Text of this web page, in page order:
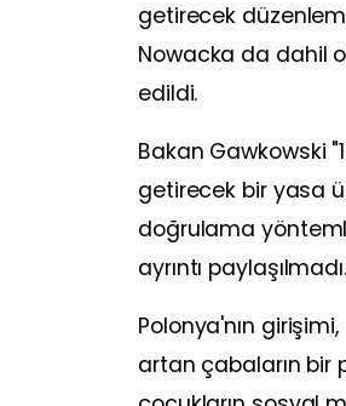
getirecek
Nowacka da dahil
edildi.
Bakan Gawkowski
getirecek bir yasa
doğrulama
ayrıntı paylaşılmadı.
Polonya'nın
artan çabaların bir